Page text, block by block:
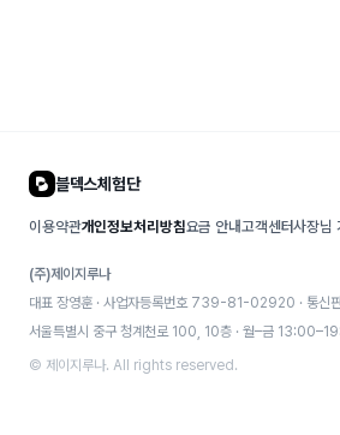
블덱스체험단
이용약관개인정보처리방침요금 안내고객센터사장님
(주)제이지루나
대표 장영훈 · 사업자등록번호 739-81-02920 · 통신
서울특별시 중구 청계천로 100, 10층 · 월–금
© 제이지루나. All rights reserved.